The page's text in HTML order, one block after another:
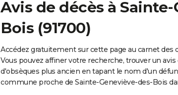
Avis de décès à
Bois (91700)
Accédez gratuitement sur cette page au carnet des
Vous pouvez affiner votre recherche, trouver un
d'obsèques plus ancien en tapant le nom d'un
commune proche de Sainte-Geneviève-des-Bois